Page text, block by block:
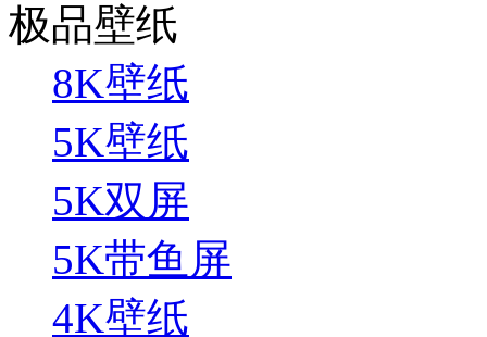
极品壁纸
8K壁纸
5K壁纸
5K双屏
5K带鱼屏
4K壁纸